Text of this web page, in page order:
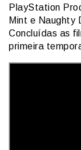
PlayStation
Mint e Naughty
Concluídas as
primeira